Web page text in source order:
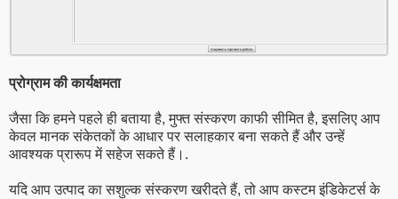
प्रोग्राम की कार्यक्षमता
जैसा कि हमने पहले ही बताया है, मुफ्त संस्करण काफी सीमित है, इसलिए आप
केवल मानक संकेतकों के आधार पर सलाहकार बना सकते हैं और उन्हें
आवश्यक प्रारूप में सहेज सकते हैं।.
यदि आप उत्पाद का सशुल्क संस्करण खरीदते हैं, तो आप कस्टम इंडिकेटर्स के